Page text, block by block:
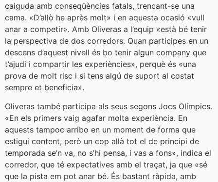
caiguda amb conseqüències fatals, trencant-se una
cama. «D’allò he après molt» i en aquesta ocasió «vull
anar a competir». Amb Oliveras a l’equip «està bé tenir
la perspectiva de dos corredors. Quan participes en un
descens d’aquest nivell és bo tenir algun company que
t’ajudi i compartir les experiències», perquè és «una
prova de molt risc i si tens algú de suport al costat
sempre et beneficia».
Oliveras també participa als seus segons Jocs Olímpics.
«En els primers vaig agafar molta experiència. En
aquests tampoc arribo en un moment de forma que
estigui content, però un cop allà tot el de principi de
temporada se’n va, no s’hi pensa, i vas a fons», indica el
corredor, que té expectatives amb el traçat, ja que «sé
que la pista em pot anar bé. És bastant ràpida, amb